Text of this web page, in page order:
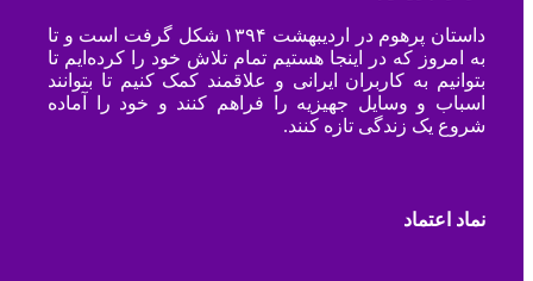
داستان پرهوم در اردیبهشت ۱۳۹۴ شکل گرفت است و تا
به امروز که در اینجا هستیم تمام تلاش خود را کرده‌ایم تا
بتوانیم به کاربران ایرانی و علاقمند کمک کنیم تا بتوانند
اسباب و وسایل جهیزیه را فراهم کنند و خود را آماده
شروع یک زندگی تازه کنند.
نماد اعتماد